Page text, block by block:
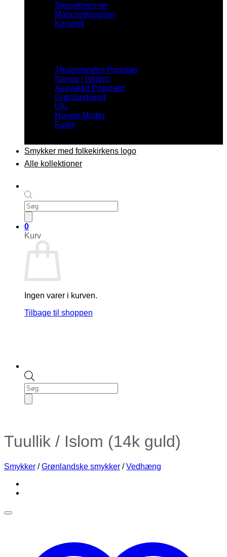
Products
search
0
Kurv
Ingen varer i kurven.
Tilbage til shoppen
Slipseklemmer
Manchetknapper
Keramik
Thulemanden
Nanoq / Isbjørn
Asavakkit
Grønlandskort
Ulu
Havets Moder
Fugle
Smykker med folkekirkens logo
Alle kollektioner
Products
search
Tuullik / Islom (14k guld)
Smykker / Grønlandske smykker / Vedhæng